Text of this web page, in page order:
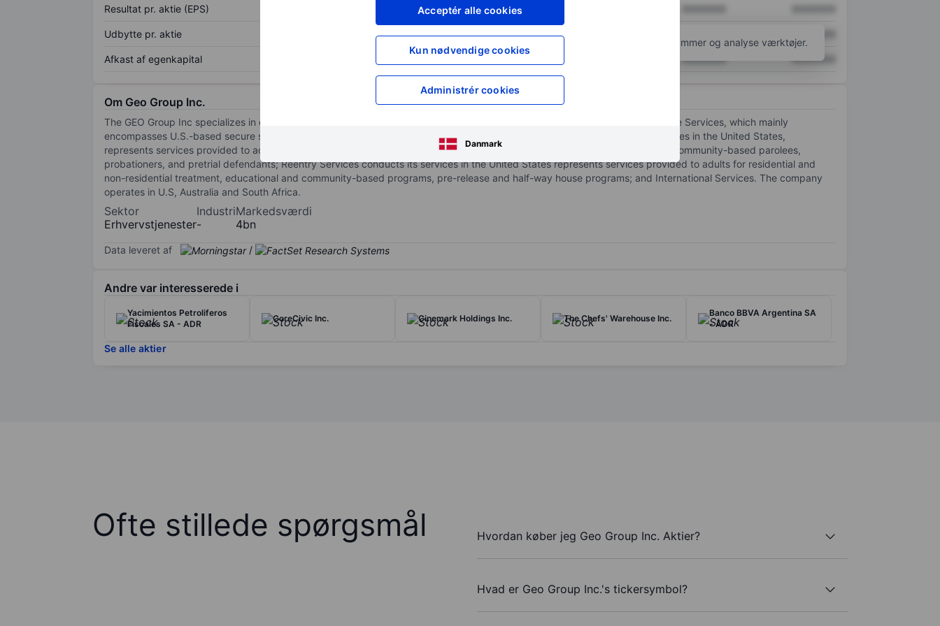
Acceptér alle cookies
Kun nødvendige cookies
Administrér cookies
Danmark
Resultat pr. aktie (EPS) XXXXXXX
Udbytte pr. aktie XXXXXXX
Afkast af egenkapital XXXXXXX XXXXXXX XXXXXXX
for at få adgang til flere diagrammer og analyse værktøjer.
Om Geo Group Inc.
The GEO Group Inc specializes in detention facilities and community reentry centers. It operates in four segments: U.S. Secure Services, which mainly
encompasses U.S.-based secure services business; Electronic Monitoring and Supervision Services, which conducts its services in the United States,
represents services provided to adults for monitoring services and evidence-based supervision and treatment programs for community-based parolees,
probationers, and pretrial defendants; Reentry Services conducts its services in the United States represents services provided to adults for residential and
non-residential treatment, educational and community-based programs, pre-release and half-way house programs; and International Services. The company
operates in U.S, Australia and South Africa.
Sektor
Erhvervstjenester
Industri
-
Markedsværdi
4bn
Data leveret af /
Andre var interesserede i
Yacimientos Petroliferos
Fiscales SA - ADR
CoreCivic Inc. Cinemark Holdings Inc. The Chefs' Warehouse Inc.
Banco BBVA Argentina SA
- ADR
Se alle aktier
Ofte stillede spørgsmål Hvordan køber jeg Geo Group Inc. Aktier?
Hvad er Geo Group Inc.'s tickersymbol?